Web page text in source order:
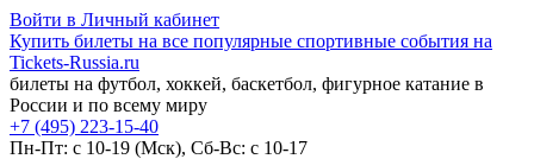
Войти в Личный кабинет
Купить билеты на все популярные спортивные события на
Tickets-Russia.ru
билеты на футбол, хоккей, баскетбол, фигурное катание в
России и по всему миру
+7 (495) 223-15-40
Пн-Пт: c 10-19 (Мск), Сб-Вс: с 10-17